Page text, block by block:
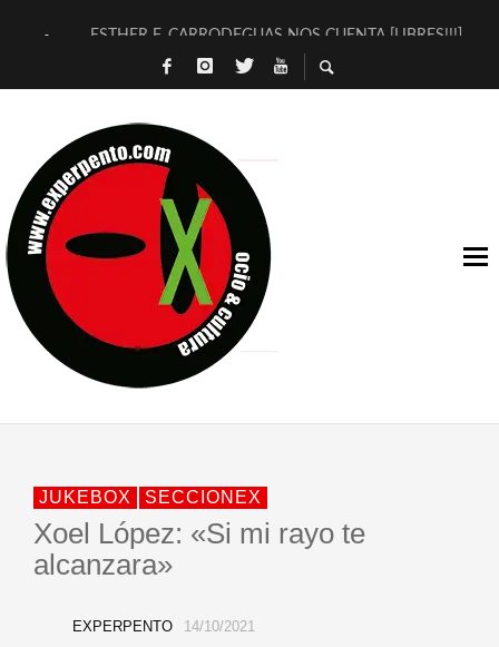
ESTHER F. CARRODEGUAS NOS CUENTA [LIBRES!!!]
[TERRA DE GUAPES] DE SANDRA MONFORT
TIMBRE 4, LA ESCUELA DEL DIRECTOR TEATRAL CLAUDIO
30 AÑOS (NO ES NADA) DE LA KATARSIS DEL TOMATAZO
MILITARES JUDÍAS EN #EXVITA
D’BALDOMEROS REINVENTAN [BITÁCORA 3.0] EN EXVITA
MARSHALL FLASH PRESENTA EN EXVITA [RELATIVA
JOFRE BARDAGÍ EN EXVITA INTERPRETANDO A SERRAT
JUKEBOX SECCIONEX
Xoel López: «Si mi rayo te
alcanzara»
EXPERPENTO 14/10/2021